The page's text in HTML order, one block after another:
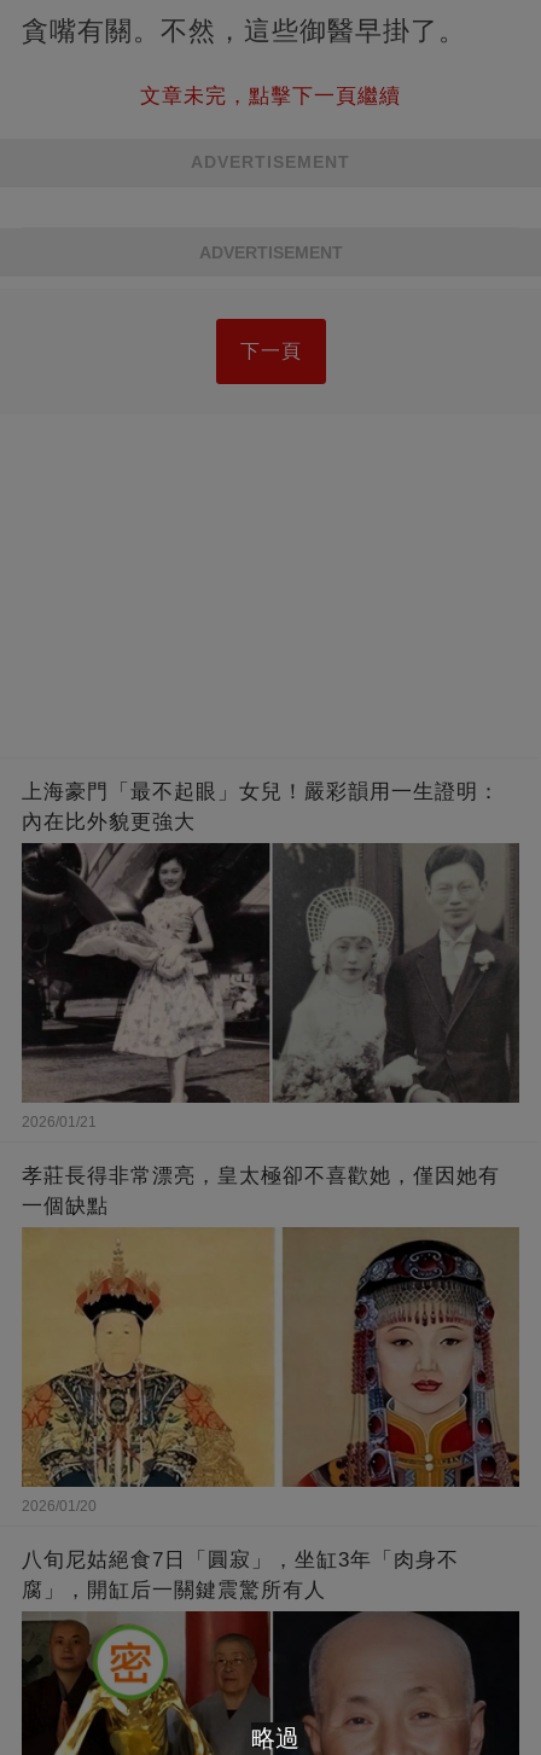
貪嘴有關。不然，這些御醫早掛了。
文章未完，點擊下一頁繼續
ADVERTISEMENT
ADVERTISEMENT
下一頁
上海豪門「最不起眼」女兒！嚴彩韻用一生證明：
內在比外貌更強大
2026/01/21
孝莊長得非常漂亮，皇太極卻不喜歡她，僅因她有
一個缺點
2026/01/20
八旬尼姑絕食7日「圓寂」，坐缸3年「肉身不
腐」，開缸后一關鍵震驚所有人
略過